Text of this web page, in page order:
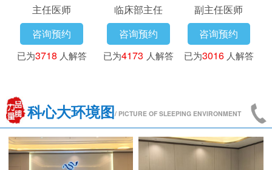
主任医师
咨询预约
已为3718 人解答
临床部主任
咨询预约
已为4173 人解答
副主任医师
咨询预约
已为3016 人解答
科心大环境图/ PICTURE OF SLEEPING ENVIRONMENT